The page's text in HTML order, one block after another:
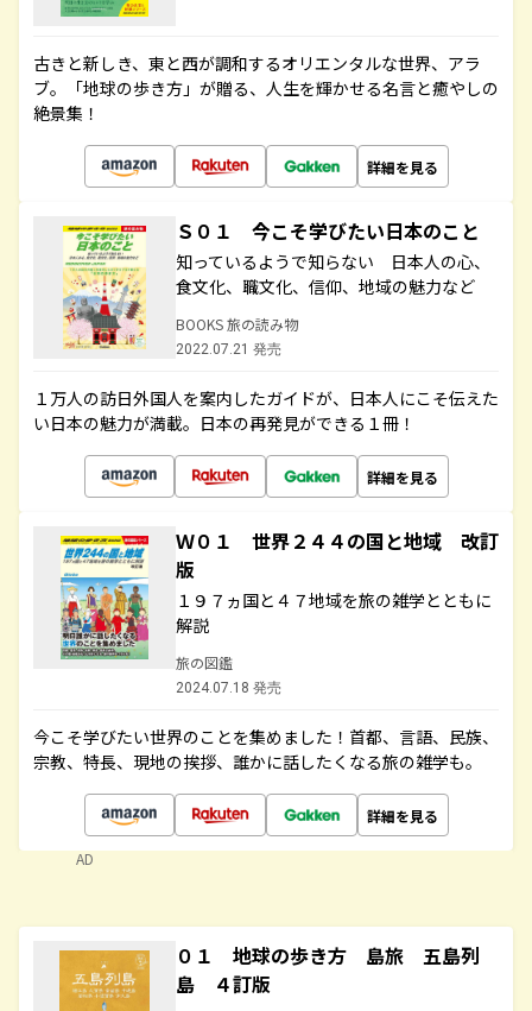
古きと新しき、東と西が調和するオリエンタルな世界、アラ
ブ。「地球の歩き方」が贈る、人生を輝かせる名言と癒やしの
絶景集！
詳細を見る
Ｓ０１ 今こそ学びたい日本のこと
知っているようで知らない 日本人の心、
食文化、職文化、信仰、地域の魅力など
BOOKS 旅の読み物
2022.07.21 発売
１万人の訪日外国人を案内したガイドが、日本人にこそ伝えた
い日本の魅力が満載。日本の再発見ができる１冊！
詳細を見る
Ｗ０１ 世界２４４の国と地域 改訂
版
１９７ヵ国と４７地域を旅の雑学とともに
解説
旅の図鑑
2024.07.18 発売
今こそ学びたい世界のことを集めました！首都、言語、民族、
宗教、特長、現地の挨拶、誰かに話したくなる旅の雑学も。
詳細を見る
AD
０１ 地球の歩き方 島旅 五島列
島 ４訂版